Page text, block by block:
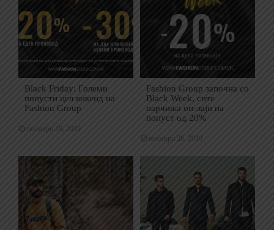
Black Friday: Големи
попусти цел викенд на
Fashion Group
ноември 29, 2019
Fashion Group започна со
Black Week, сите
парчиња он-лајн на
попуст од 20%
ноември 26, 2019